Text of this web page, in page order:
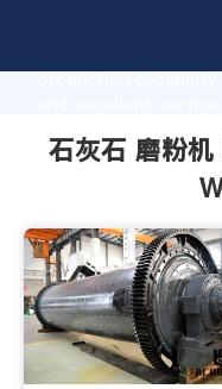
production
石灰石 磨粉